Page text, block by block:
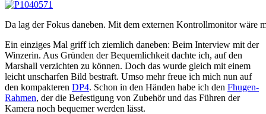
Da lag der Fokus daneben. Mit dem externen Kontrollmonitor wäre
Ein einziges Mal griff ich ziemlich daneben: Beim Interview mit der
Winzerin. Aus Gründen der Bequemlichkeit dachte ich, auf den
Marshall verzichten zu können. Doch das wurde gleich mit einem
leicht unscharfen Bild bestraft. Umso mehr freue ich mich nun auf
den kompakteren DP4. Schon in den Händen habe ich den Fhugen-
Rahmen, der die Befestigung von Zubehör und das Führen der
Kamera noch bequemer werden lässt.